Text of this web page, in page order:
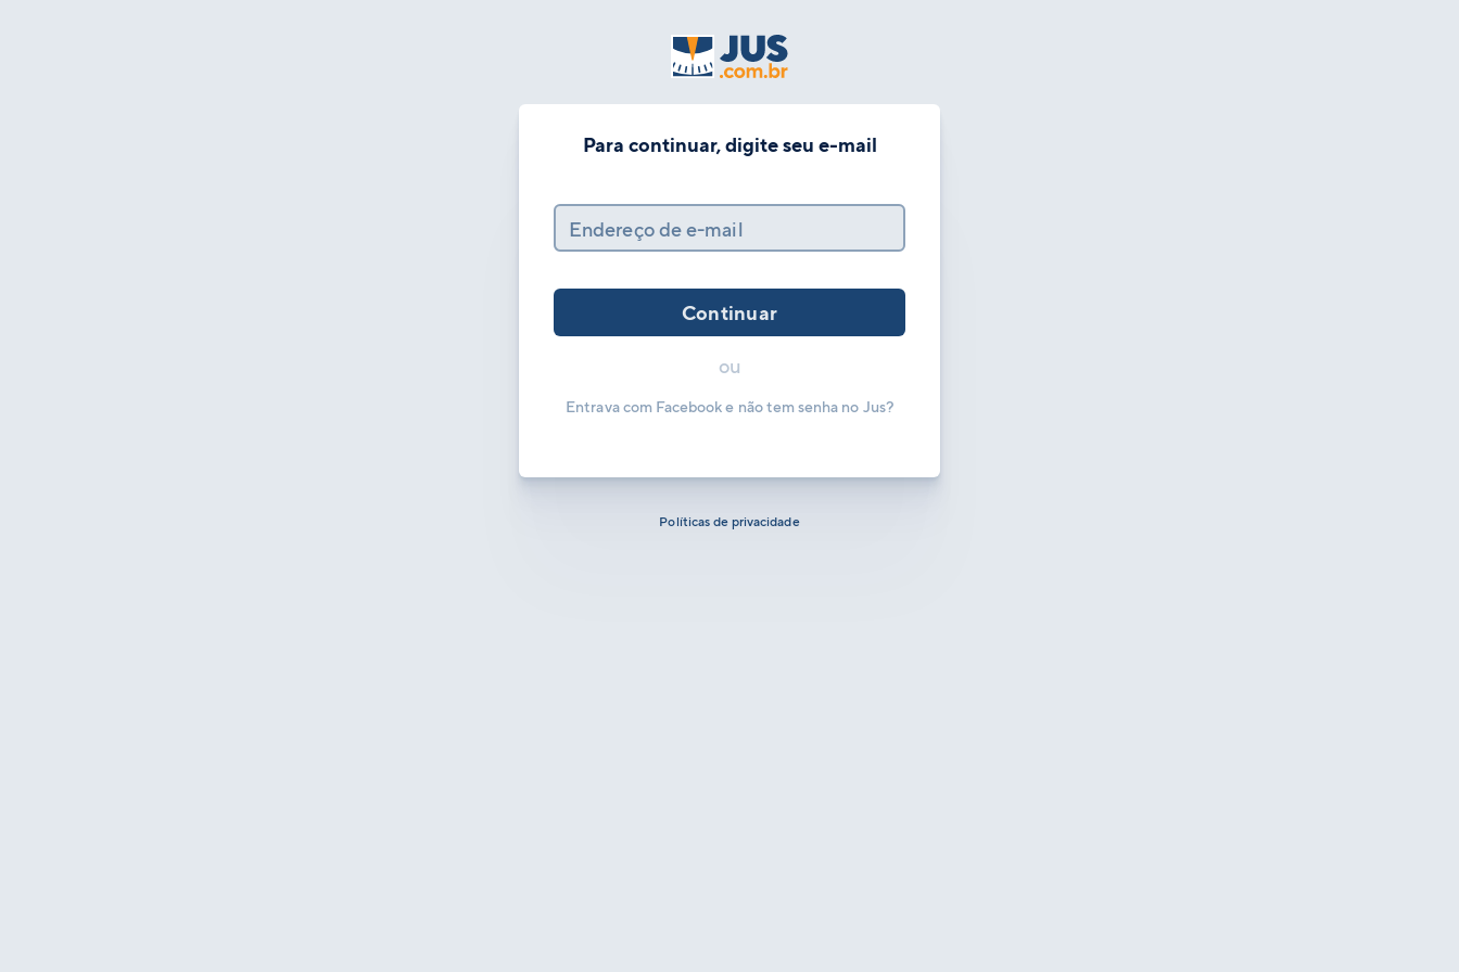
Para continuar, digite seu e-mail
Endereço de e-mail
Continuar
ou
Entrava com Facebook e não tem senha no Jus?
Políticas de privacidade